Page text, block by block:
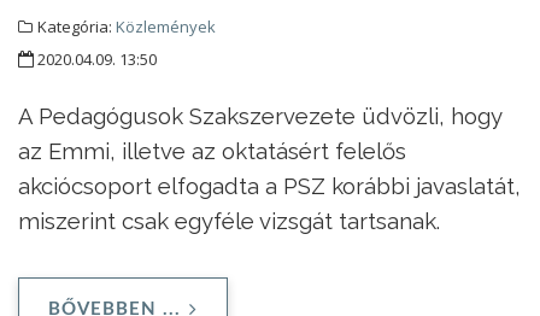
Kategória: Közlemények
2020.04.09. 13:50
A Pedagógusok Szakszervezete üdvözli, hogy
az Emmi, illetve az oktatásért felelős
akciócsoport elfogadta a PSZ korábbi javaslatát,
miszerint csak egyféle vizsgát tartsanak.
BŐVEBBEN ...